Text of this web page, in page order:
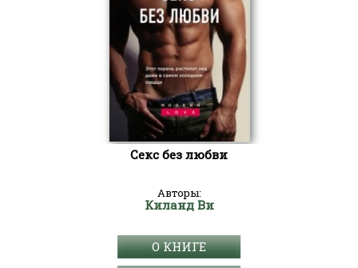
Секс без любви
Авторы:
Киланд Ви
О КНИГЕ